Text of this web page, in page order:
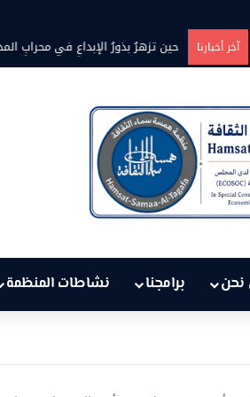
آخر أخبارنا حين تزهرُ بذورُ الإبداعِ في محرابِ
نحن برامجنا نشاطات المنظمة